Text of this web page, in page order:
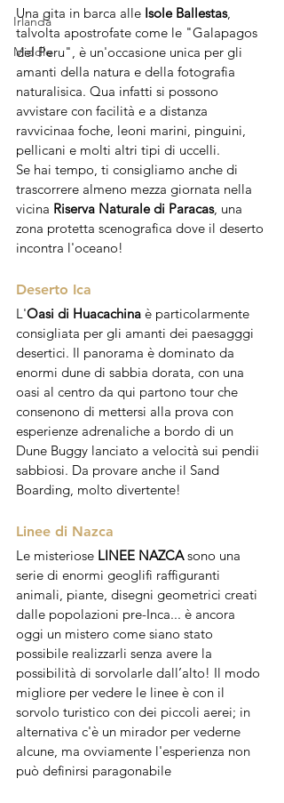
Irlanda
Middle
Una gita in barca alle Isole Ballestas,
talvolta apostrofate come le "Galapagos
del Peru", è un'occasione unica per gli
amanti della natura e della fotografia
naturalisica. Qua infatti si possono
avvistare con facilità e a distanza
ravvicinaa foche, leoni marini, pinguini,
pellicani e molti altri tipi di uccelli.
Se hai tempo, ti consigliamo anche di
trascorrere almeno mezza giornata nella
vicina Riserva Naturale di Paracas, una
zona protetta scenografica dove il deserto
incontra l'oceano!
Deserto Ica
L'Oasi di Huacachina è particolarmente
consigliata per gli amanti dei paesagggi
desertici. Il panorama è dominato da
enormi dune di sabbia dorata, con una
oasi al centro da qui partono tour che
consenono di mettersi alla prova con
esperienze adrenaliche a bordo di un
Dune Buggy lanciato a velocità sui pendii
sabbiosi. Da provare anche il Sand
Boarding, molto divertente!
Linee di Nazca
Le misteriose LINEE NAZCA sono una
serie di enormi geoglifi raffiguranti
animali, piante, disegni geometrici creati
dalle popolazioni pre-Inca... è ancora
oggi un mistero come siano stato
possibile realizzarli senza avere la
possibilità di sorvolarle dall’alto! Il modo
migliore per vedere le linee è con il
sorvolo turistico con dei piccoli aerei; in
alternativa c'è un mirador per vederne
alcune, ma ovviamente l'esperienza non
può definirsi paragonabile